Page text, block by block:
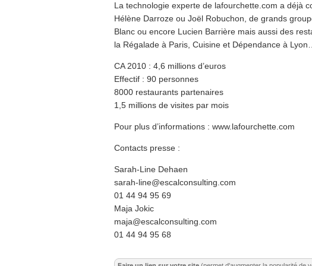
La technologie experte de lafourchette.com a déjà
Hélène Darroze ou Joël Robuchon, de grands
Blanc ou encore Lucien Barrière mais aussi des
la Régalade à Paris, Cuisine et Dépendance à Lyon…
CA 2010 : 4,6 millions d’euros
Effectif : 90 personnes
8000 restaurants partenaires
1,5 millions de visites par mois
Pour plus d’informations : www.lafourchette.com
Contacts presse :
Sarah-Line Dehaen
sarah-line@escalconsulting.com
01 44 94 95 69
Maja Jokic
maja@escalconsulting.com
01 44 94 95 68